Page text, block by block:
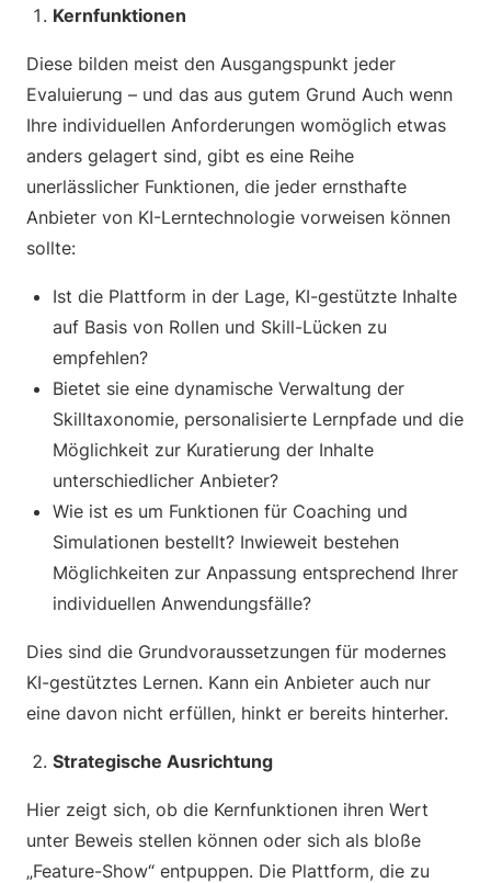
Kernfunktionen
Diese bilden meist den Ausgangspunkt jeder
Evaluierung – und das aus gutem Grund Auch wenn
Ihre individuellen Anforderungen womöglich etwas
anders gelagert sind, gibt es eine Reihe
unerlässlicher Funktionen, die jeder ernsthafte
Anbieter von KI-Lerntechnologie vorweisen können
sollte:
Ist die Plattform in der Lage, KI-gestützte Inhalte
auf Basis von Rollen und Skill-Lücken zu
empfehlen?
Bietet sie eine dynamische Verwaltung der
Skilltaxonomie, personalisierte Lernpfade und die
Möglichkeit zur Kuratierung der Inhalte
unterschiedlicher Anbieter?
Wie ist es um Funktionen für Coaching und
Simulationen bestellt? Inwieweit bestehen
Möglichkeiten zur Anpassung entsprechend Ihrer
individuellen Anwendungsfälle?
Dies sind die Grundvoraussetzungen für modernes
KI-gestütztes Lernen. Kann ein Anbieter auch nur
eine davon nicht erfüllen, hinkt er bereits hinterher.
Strategische Ausrichtung
Hier zeigt sich, ob die Kernfunktionen ihren Wert
unter Beweis stellen können oder sich als bloße
„Feature-Show“ entpuppen. Die Plattform, die zu